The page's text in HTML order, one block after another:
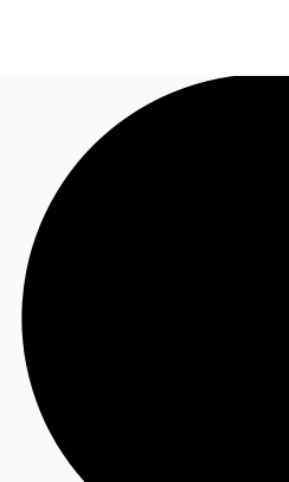
Sobre a JLL
Receba Nossa Newsletter
Ligue agora